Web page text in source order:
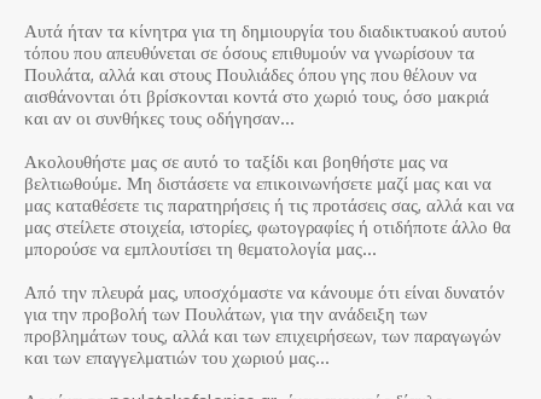
Αυτά ήταν τα κίνητρα για τη δημιουργία του διαδικτυακού αυτού
τόπου που απευθύνεται σε όσους επιθυμούν να γνωρίσουν τα
Πουλάτα, αλλά και στους Πουλιάδες όπου γης που θέλουν να
αισθάνονται ότι βρίσκονται κοντά στο χωριό τους, όσο μακριά
και αν οι συνθήκες τους οδήγησαν…
Ακολουθήστε μας σε αυτό το ταξίδι και βοηθήστε μας να
βελτιωθούμε. Μη διστάσετε να επικοινωνήσετε μαζί μας και να
μας καταθέσετε τις παρατηρήσεις ή τις προτάσεις σας, αλλά και να
μας στείλετε στοιχεία, ιστορίες, φωτογραφίες ή οτιδήποτε άλλο θα
μπορούσε να εμπλουτίσει τη θεματολογία μας…
Από την πλευρά μας, υποσχόμαστε να κάνουμε ότι είναι δυνατόν
για την προβολή των Πουλάτων, για την ανάδειξη των
προβλημάτων τους, αλλά και των επιχειρήσεων, των παραγωγών
και των επαγγελματιών του χωριού μας…